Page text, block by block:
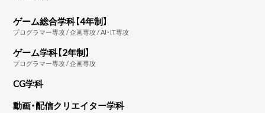
ゲーム総合学科【4年制】
プログラマー専攻 / 企画専攻 / AI・IT専攻
ゲーム学科【2年制】
プログラマー専攻 / 企画専攻
CG学科
動画・配信クリエイター学科